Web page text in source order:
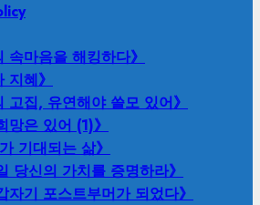
속마음을 해킹하다》
지혜》
고집, 유연해야 쓸모 있어》
망은 있어 (1)》
기대되는 삶》
당신의 가치를 증명하라》
자기 포스트부머가 되었다》